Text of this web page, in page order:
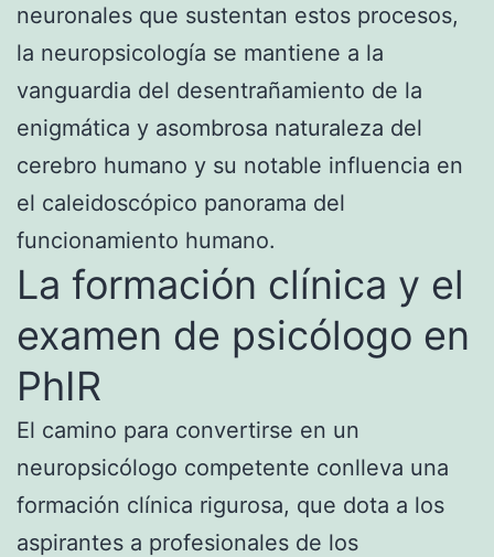
neuronales que sustentan estos procesos,
la neuropsicología se mantiene a la
vanguardia del desentrañamiento de la
enigmática y asombrosa naturaleza del
cerebro humano y su notable influencia en
el caleidoscópico panorama del
funcionamiento humano.
La formación clínica y el
examen de psicólogo en
PhIR
El camino para convertirse en un
neuropsicólogo competente conlleva una
formación clínica rigurosa, que dota a los
aspirantes a profesionales de los